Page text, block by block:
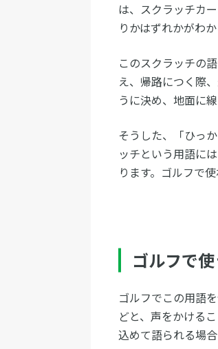
は、スクラッチカ
りかはずれかがわ
このスクラッチの
え、帰路につく際
うに決め、地面に
そうした、「ひっ
ッチという用語に
ります。ゴルフで
ゴルフで
ゴルフでこの用語
どと、声をかける
込めて語られる場